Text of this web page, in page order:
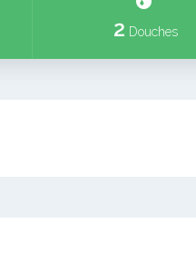
2 Douches